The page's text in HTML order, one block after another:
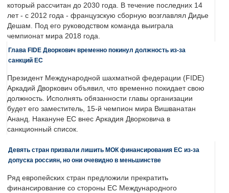
который рассчитан до 2030 года. В течение последних 14
лет - с 2012 года - французскую сборную возглавлял Дидье
Дешам. Под его руководством команда выиграла
чемпионат мира 2018 года.
Глава FIDE Дворкович временно покинул должность из-за
санкций ЕС
Президент Международной шахматной федерации (FIDE)
Аркадий Дворкович объявил, что временно покидает свою
должность. Исполнять обязанности главы организации
будет его заместитель, 15-й чемпион мира Вишванатан
Ананд. Накануне ЕС внес Аркадия Дворковича в
санкционный список.
Девять стран призвали лишить МОК финансирования ЕС из-за
допуска россиян, но они очевидно в меньшинстве
Ряд европейских стран предложили прекратить
финансирование со стороны ЕС Международного